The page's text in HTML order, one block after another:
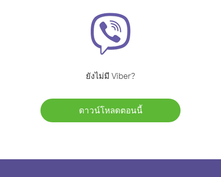
ยังไม่มี Viber?
ดาวน์โหลดตอนนี้